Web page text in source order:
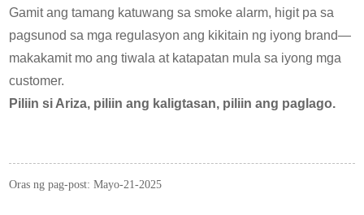
Gamit ang tamang katuwang sa smoke alarm, higit pa sa
pagsunod sa mga regulasyon ang kikitain ng iyong brand—
makakamit mo ang tiwala at katapatan mula sa iyong mga
customer.
Piliin si Ariza, piliin ang kaligtasan, piliin ang paglago.
Oras ng pag-post: Mayo-21-2025